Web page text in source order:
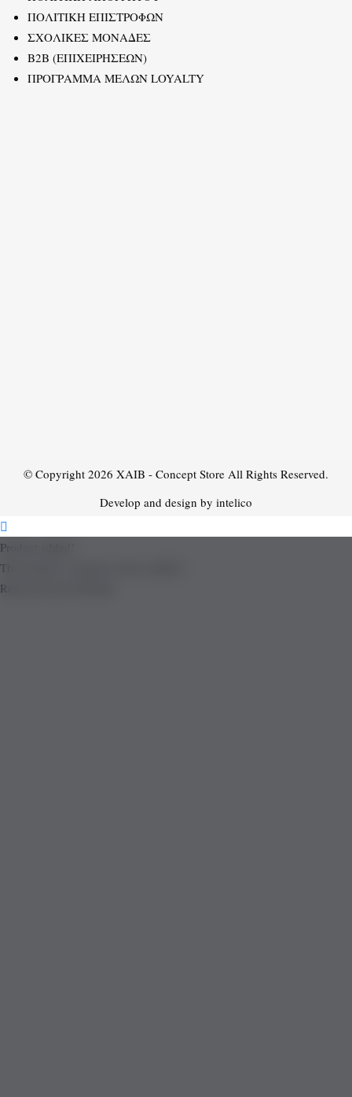
ΠΟΛΙΤΙΚΗ ΕΠΙΣΤΡΟΦΩΝ
ΣΧΟΛΙΚΕΣ ΜΟΝΑΔΕΣ
B2B (ΕΠΙΧΕΙΡΗΣΕΩΝ)
ΠΡΟΓΡΑΜΜΑ ΜΕΛΩΝ LOYALTY
© Copyright 2026 XAIB - Concept Store All Rights Reserved.
Develop and design by intelico
Product added!
The product is already in the wishlist!
Removed from Wishlist